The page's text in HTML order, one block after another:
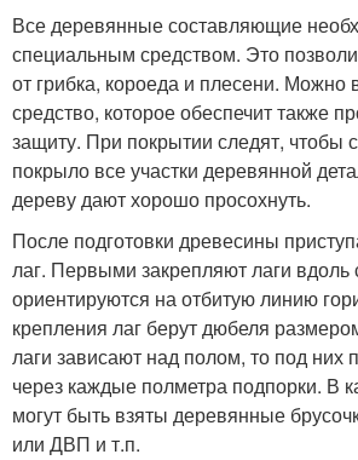
Все деревянные составляющие
специальным средством. Это
от грибка, короеда и плесени. Можно
средство, которое обеспечит также
защиту. При покрытии следят, чтобы
покрыло все участки деревянной
дереву дают хорошо просохнуть.
После подготовки древесины
лаг. Первыми закрепляют лаги вдоль
ориентируются на отбитую линию
крепления лаг берут дюбеля
лаги зависают над полом, то под них
через каждые полметра подпорки. В
могут быть взяты деревянные
или ДВП и т.п.